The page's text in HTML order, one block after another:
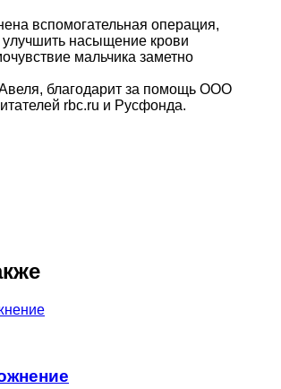
вспомогательная операция,
улучшить насыщение крови
мальчика заметно
благодарит за помощь ООО
rbс.ru и Русфонда.